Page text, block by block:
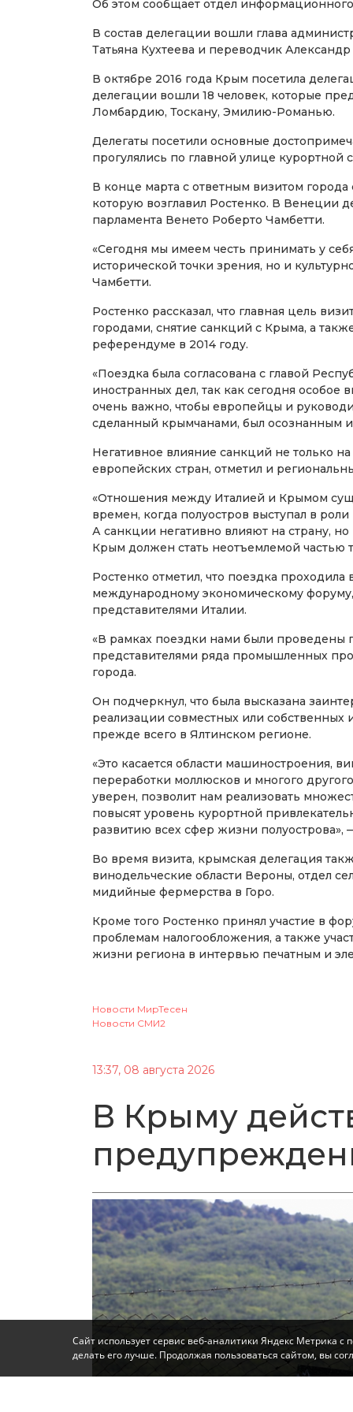
Об этом сообщает отдел
В состав делегации вошли глава
Татьяна Кухтеева и переводчик
В октябре 2016 года Крым посетила
делегации вошли 18 человек, которые
Ломбардию, Тоскану, Эмилию-Романью.
Делегаты посетили основные
прогулялись по главной улице
В конце марта с ответным визитом
которую возглавил Ростенко. В Венеции
парламента Венето Роберто Чамбетти.
«Сегодня мы имеем честь принимать у
исторической точки зрения, но и
Чамбетти.
Ростенко рассказал, что главная цель
городами, снятие санкций с Крыма, а
референдуме в 2014 году.
«Поездка была согласована с главой
иностранных дел, так как сегодня
очень важно, чтобы европейцы и
сделанный крымчанами, был осознанным
Негативное влияние санкций не только
европейских стран, отметил и
«Отношения между Италией и Крымом
времен, когда полуостров выступал в
А санкции негативно влияют на страну,
Крым должен стать неотъемлемой частью
Ростенко отметил, что поездка
международному экономическому
представителями Италии.
«В рамках поездки нами были проведены
представителями ряда промышленных
города.
Он подчеркнул, что была высказана
реализации совместных или
прежде всего в Ялтинском регионе.
«Это касается области машиностроения,
переработки моллюсков и многого
уверен, позволит нам реализовать
повысят уровень курортной
развитию всех сфер жизни полуострова»,
Во время визита, крымская делегация
винодельческие области Вероны, отдел
мидийные фермерства в Горо.
Кроме того Ростенко принял участие в
проблемам налогообложения, а также
жизни региона в интервью печатным и
Новости МирТесен
Новости СМИ2
13:37, 08 августа 2026
В Крыму
Сайт использует сервис веб-аналитики Яндекс Метрика
делать его лучше. Продолжая пользоваться сайтом, вы